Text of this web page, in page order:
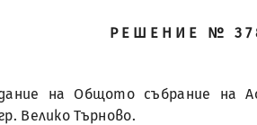
РЕШЕНИЕ №
на Общото събрание на
Велико Търново.